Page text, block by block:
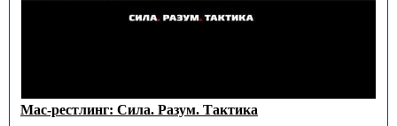
Мас-рестлинг: Сила. Разум. Тактика